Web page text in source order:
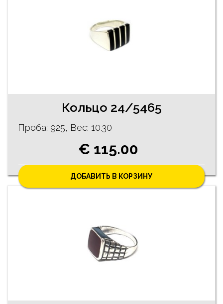
Кольцо 24/5465
Проба: 925, Bес: 10.30
€ 115.00
ДОБАВИТЬ В КОРЗИНУ